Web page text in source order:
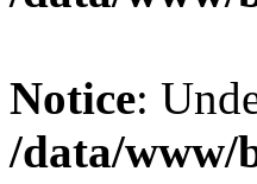
Notice:
/data/www/